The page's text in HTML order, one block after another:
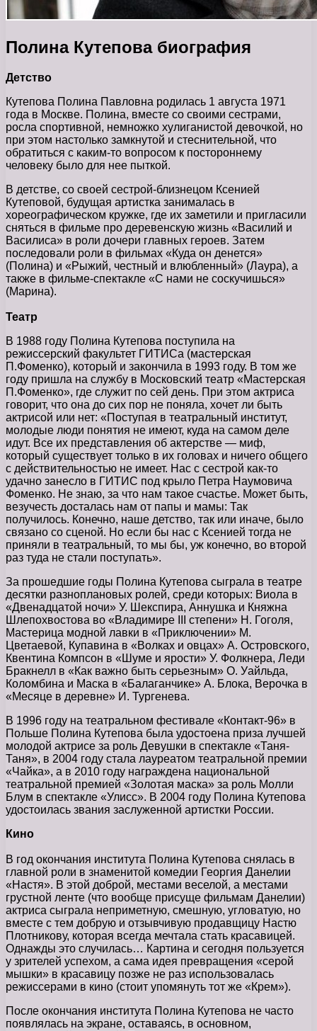
Полина Кутепова биография
Детство
Кутепова Полина Павловна родилась 1 августа 1971
года в Москве. Полина, вместе со своими сестрами,
росла спортивной, немножко хулиганистой девочкой, но
при этом настолько замкнутой и стеснительной, что
обратиться с каким-то вопросом к постороннему
человеку было для нее пыткой.
В детстве, со своей сестрой-близнецом Ксенией
Кутеповой, будущая артистка занималась в
хореографическом кружке, где их заметили и пригласили
сняться в фильме про деревенскую жизнь «Василий и
Василиса» в роли дочери главных героев. Затем
последовали роли в фильмах «Куда он денется»
(Полина) и «Рыжий, честный и влюбленный» (Лаура), а
также в фильме-спектакле «С нами не соскучишься»
(Марина).
Театр
В 1988 году Полина Кутепова поступила на
режиссерский факультет ГИТИСа (мастерская
П.Фоменко), который и закончила в 1993 году. В том же
году пришла на службу в Московский театр «Мастерская
П.Фоменко», где служит по сей день. При этом актриса
говорит, что она до сих пор не поняла, хочет ли быть
актрисой или нет: «Поступая в театральный институт,
молодые люди понятия не имеют, куда на самом деле
идут. Все их представления об актерстве — миф,
который существует только в их головах и ничего общего
с действительностью не имеет. Нас с сестрой как-то
удачно занесло в ГИТИС под крыло Петра Наумовича
Фоменко. Не знаю, за что нам такое счастье. Может быть,
везучесть досталась нам от папы и мамы: Так
получилось. Конечно, наше детство, так или иначе, было
связано со сценой. Но если бы нас с Ксенией тогда не
приняли в театральный, то мы бы, уж конечно, во второй
раз туда не стали поступать».
За прошедшие годы Полина Кутепова сыграла в театре
десятки разноплановых ролей, среди которых: Виола в
«Двенадцатой ночи» У. Шекспира, Аннушка и Княжна
Шлепохвостова во «Владимире III степени» Н. Гоголя,
Мастерица модной лавки в «Приключении» М.
Цветаевой, Купавина в «Волках и овцах» А. Островского,
Квентина Компсон в «Шуме и ярости» У. Фолкнера, Леди
Бракнелл в «Как важно быть серьезным» О. Уайльда,
Коломбина и Маска в «Балаганчике» А. Блока, Верочка в
«Месяце в деревне» И. Тургенева.
В 1996 году на театральном фестивале «Контакт-96» в
Польше Полина Кутепова была удостоена приза лучшей
молодой актрисе за роль Девушки в спектакле «Таня-
Таня», в 2004 году стала лауреатом театральной премии
«Чайка», а в 2010 году награждена национальной
театральной премией «Золотая маска» за роль Молли
Блум в спектакле «Улисс». В 2004 году Полина Кутепова
удостоилась звания заслуженной артистки России.
Кино
В год окончания института Полина Кутепова снялась в
главной роли в знаменитой комедии Георгия Данелии
«Настя». В этой доброй, местами веселой, а местами
грустной ленте (что вообще присуще фильмам Данелии)
актриса сыграла неприметную, смешную, угловатую, но
вместе с тем добрую и отзывчивую продавщицу Настю
Плотникову, которая всегда мечтала стать красавицей.
Однажды это случилась… Картина и сегодня пользуется
у зрителей успехом, а сама идея превращения «серой
мышки» в красавицу позже не раз использовалась
режиссерами в кино (стоит упомянуть тот же «Крем»).
После окончания института Полина Кутепова не часто
появлялась на экране, оставаясь, в основном,